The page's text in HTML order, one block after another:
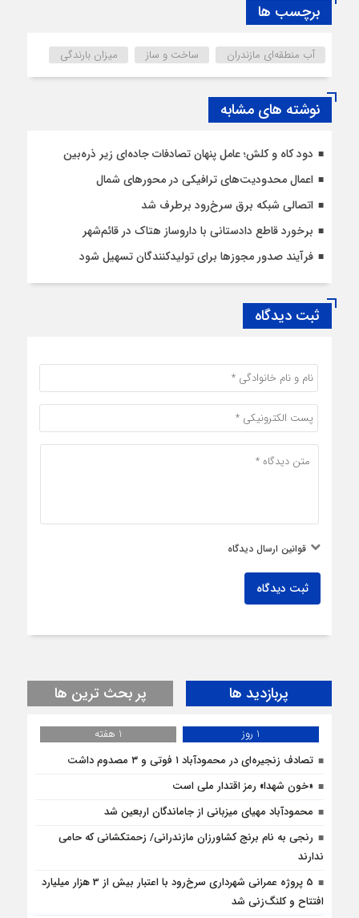
برچسب ها
آب منطقه‌ای مازندران ساخت و ساز میزان بارندگی
نوشته های مشابه
دود کاه و کلش؛ عامل پنهان تصادفات جاده‌ای زیر ذره‌بین
اعمال محدودیت‌‌های ترافیکی در محورهای شمال
اتصالی شبکه برق سرخ‌رود برطرف شد
برخورد قاطع دادستانی با داروساز هتاک در قائم‌شهر
فرآیند صدور مجوزها برای تولیدکنندگان تسهیل شود
ثبت دیدگاه
قوانین ارسال دیدگاه
ثبت دیدگاه
پربازدید ها پر بحث ترین ها
1 روز
1 هفته
تصادف زنجیره‌ای در محمودآباد ۱ فوتی و ۳ مصدوم داشت
«خون شهدا» رمز اقتدار ملی است
محمودآباد مهیای میزبانی از جاماندگان اربعین شد
رنجی به نام برنج کشاورزان مازندرانی/ زحمتکشانی که حامی
ندارند
5 پروژه‌ عمرانی شهرداری سرخ‌رود با اعتبار بیش از 3 هزار میلیارد
افتتاح و کلنگ‌زنی شد